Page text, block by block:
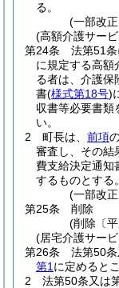
る。
(一部改
(高額介護サー
第24条
法第51
に規定する高額
る者は、介護保
書(様式第18号)
収書等必要書類
い。
2
町長は、 前項
審査し、その結
費支給決定通知
するものとする。
(一部改
第25条
削除
(削除〔
(居宅介護サー
第26条
法第50条
第1 に定めると
2
法第50条又は